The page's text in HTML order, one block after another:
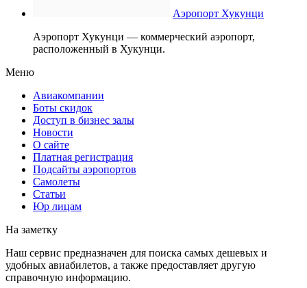
Аэропорт Хукунци
Аэропорт Хукунци — коммерческий аэропорт,
расположенный в Хукунци.
Меню
Авиакомпании
Боты скидок
Доступ в бизнес залы
Новости
О сайте
Платная регистрация
Подсайты аэропортов
Самолеты
Статьи
Юр лицам
На заметку
Наш сервис предназначен для поиска самых дешевых и
удобных авиабилетов, а также предоставляет другую
справочную информацию.